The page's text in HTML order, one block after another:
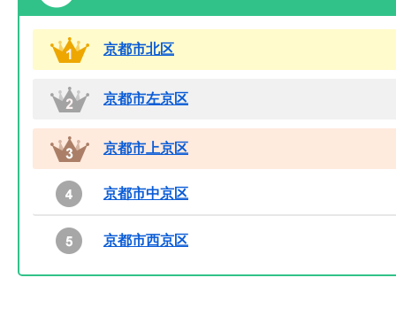
京都市北区
京都市左京区
京都市上京区
京都市中京区
京都市西京区